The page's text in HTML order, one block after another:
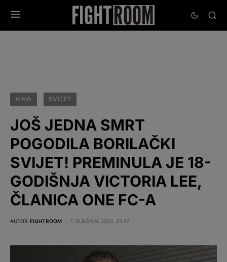
MMA SVIJET
JOŠ JEDNA SMRT
POGODILA BORILAČKI
SVIJET! PREMINULA JE 18-
GODIŠNJA VICTORIA LEE,
ČLANICA ONE FC-A
AUTOR FIGHTROOM 7. SIJEČNJA 2023. 23:57